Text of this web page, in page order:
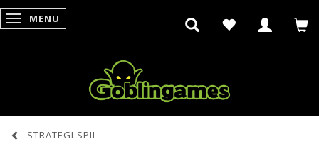
SKIFTE NAVIGATION
MENU
STRATEGI SPIL